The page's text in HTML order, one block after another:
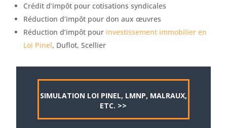
Crédit d’impôt pour cotisations syndicales
Réduction d’impôt pour don aux œuvres
Réduction d’impôt pour investissement immobilier en
Loi Pinel, Duflot, Scellier
SIMULATION LOI PINEL, LMNP, MALRAUX,
ETC. >>